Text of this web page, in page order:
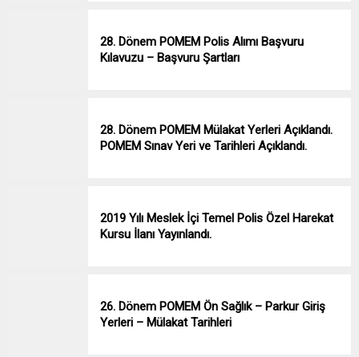
28. Dönem POMEM Polis Alımı Başvuru
Kılavuzu – Başvuru Şartları
28. Dönem POMEM Mülakat Yerleri Açıklandı.
POMEM Sınav Yeri ve Tarihleri Açıklandı.
2019 Yılı Meslek İçi Temel Polis Özel Harekat
Kursu İlanı Yayınlandı.
26. Dönem POMEM Ön Sağlık – Parkur Giriş
Yerleri – Mülakat Tarihleri